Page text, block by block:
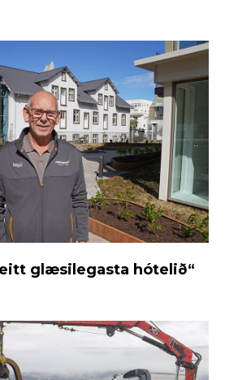
eitt glæsilegasta hótelið“